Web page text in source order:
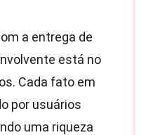
a entrega de
está no
Cada fato em
por usuários
uma riqueza